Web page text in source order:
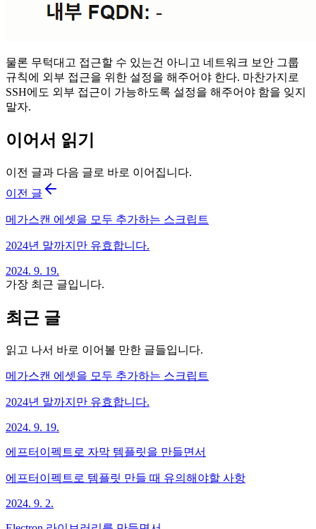
물론 무턱대고 접근할 수 있는건 아니고 네트워크 보안 그룹
규칙에 외부 접근을 위한 설정을 해주어야 한다. 마찬가지로
SSH에도 외부 접근이 가능하도록 설정을 해주어야 함을 잊지
말자.
이어서 읽기
이전 글과 다음 글로 바로 이어집니다.
이전 글
메가스캔 에셋을 모두 추가하는 스크립트
2024년 말까지만 유효합니다.
2024. 9. 19.
가장 최근 글입니다.
최근 글
읽고 나서 바로 이어볼 만한 글들입니다.
메가스캔 에셋을 모두 추가하는 스크립트
2024년 말까지만 유효합니다.
2024. 9. 19.
에프터이펙트로 자막 템플릿을 만들면서
에프터이펙트로 템플릿 만들 때 유의해야할 사항
2024. 9. 2.